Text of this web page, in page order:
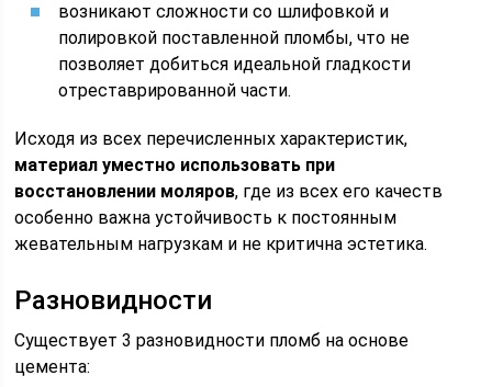
возникают сложности со шлифовкой и
полировкой поставленной пломбы, что не
позволяет добиться идеальной гладкости
отреставрированной части.
Исходя из всех перечисленных характеристик,
материал уместно использовать при
восстановлении моляров, где из всех его качеств
особенно важна устойчивость к постоянным
жевательным нагрузкам и не критична эстетика.
Разновидности
Существует 3 разновидности пломб на основе
цемента: